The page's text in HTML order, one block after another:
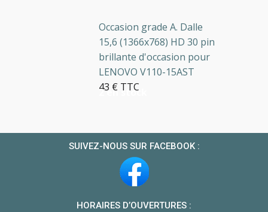
2 en stock
Occasion grade A. Dalle
15,6 (1366x768) HD 30 pin
brillante d'occasion pour
LENOVO V110-15AST
43 € TTC
SUIVEZ-NOUS SUR FACEBOOK :
HORAIRES D’OUVERTURES :